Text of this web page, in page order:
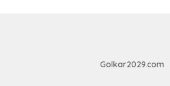
Golkar2029.com